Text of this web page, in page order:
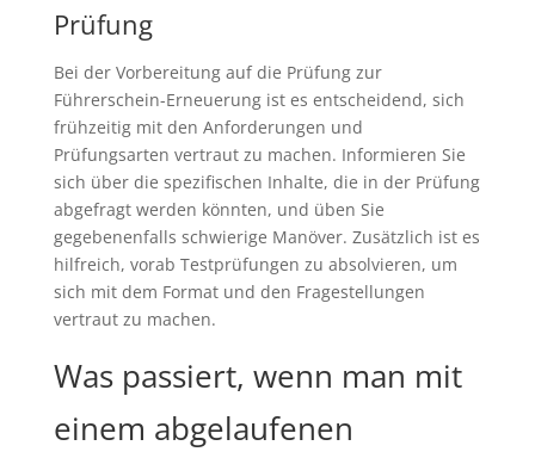
Prüfung
Bei der Vorbereitung auf die Prüfung zur
Führerschein-Erneuerung ist es entscheidend, sich
frühzeitig mit den Anforderungen und
Prüfungsarten vertraut zu machen. Informieren Sie
sich über die spezifischen Inhalte, die in der Prüfung
abgefragt werden könnten, und üben Sie
gegebenenfalls schwierige Manöver. Zusätzlich ist es
hilfreich, vorab Testprüfungen zu absolvieren, um
sich mit dem Format und den Fragestellungen
vertraut zu machen.
Was passiert, wenn man mit
einem abgelaufenen